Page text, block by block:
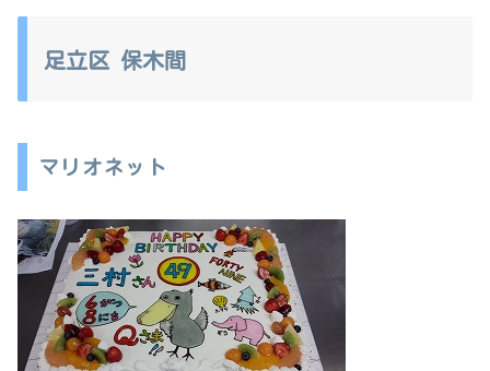
足立区 保木間
マリオネット